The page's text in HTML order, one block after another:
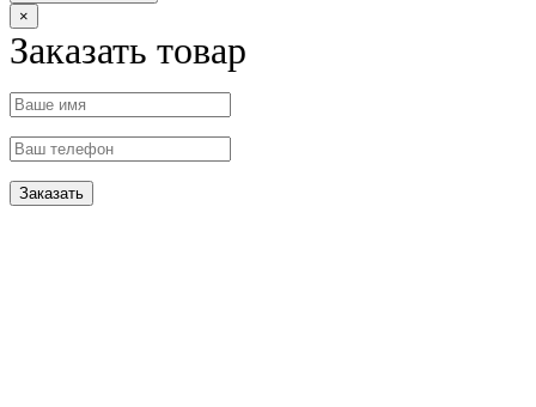
×
Заказать товар